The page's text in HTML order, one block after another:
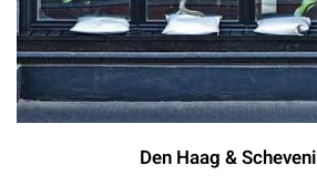
Den Haag &